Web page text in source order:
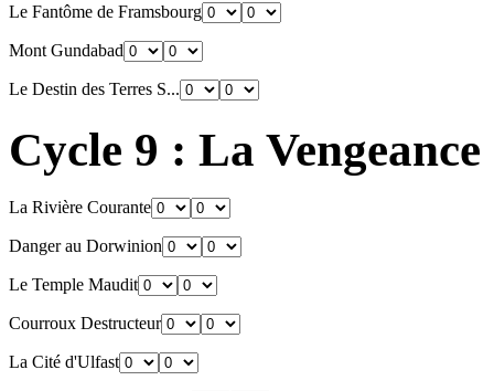
Le Fantôme de Framsbourg
Mont Gundabad
Le Destin des Terres S...
Cycle 9 : La
La Rivière Courante
Danger au Dorwinion
Le Temple Maudit
Courroux Destructeur
La Cité d'Ulfast